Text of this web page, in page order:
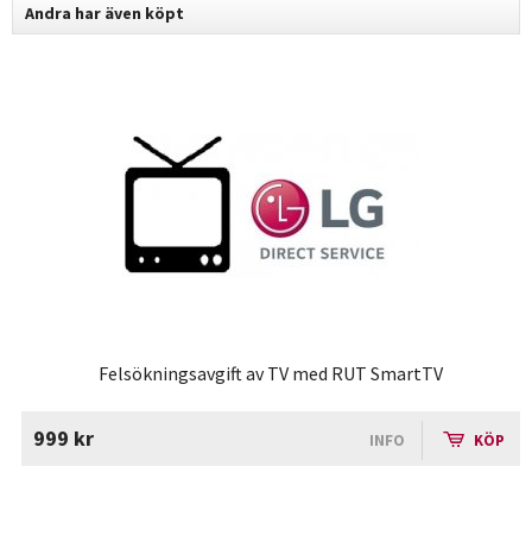
Andra har även köpt
Felsökningsavgift av TV med RUT SmartTV
999 kr INFO KÖP